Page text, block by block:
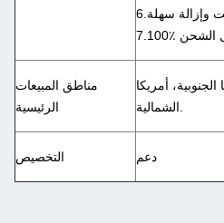
وإزالة سهلة
الشحن
مناطق المبيعات
الرئيسية
أمريكا
التخصيص دعم